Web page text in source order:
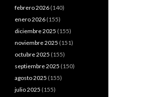
febrero 2026 (140)
enero 2026 (155)
diciembre 2025 (155)
noviembre 2025 (151)
octubre 2025 (155)
septiembre 2025 (150)
agosto 2025 (155)
julio 2025 (155)